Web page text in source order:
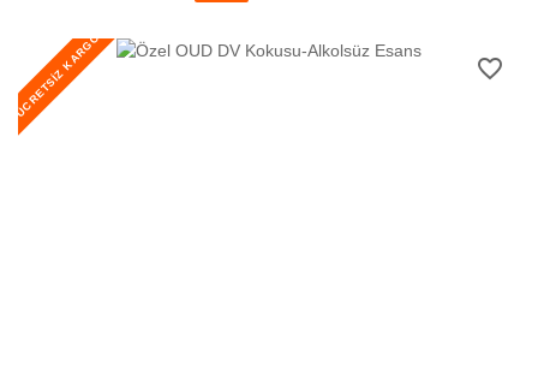
ÜCRETSİZ KARGO favorite_border